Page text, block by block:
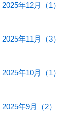
2025年12月（1）
2025年11月（3）
2025年10月（1）
2025年9月（2）